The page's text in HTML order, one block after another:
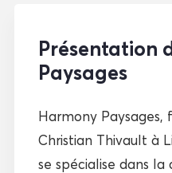
Présentation
Paysages
Harmony Paysages,
Christian Thivault à
se spécialise dans